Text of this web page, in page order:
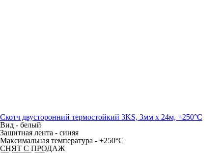
Скотч двусторонний термостойкий 3KS, 3мм х 24м, +250°С
Вид - белый
Защитная лента - синяя
Максимальная температура - +250°С
СНЯТ С ПРОДАЖ